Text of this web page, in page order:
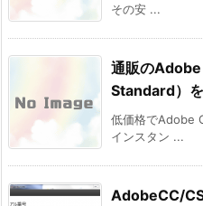
その安 ...
通販の
Standard）
低価格でAdobe
インスタン ...
AdobeCC/